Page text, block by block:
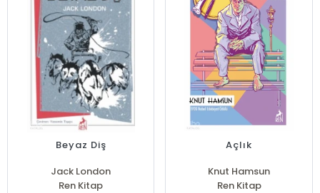
Beyaz Diş
Jack London
Ren Kitap
Açlık
Knut Hamsun
Ren Kitap